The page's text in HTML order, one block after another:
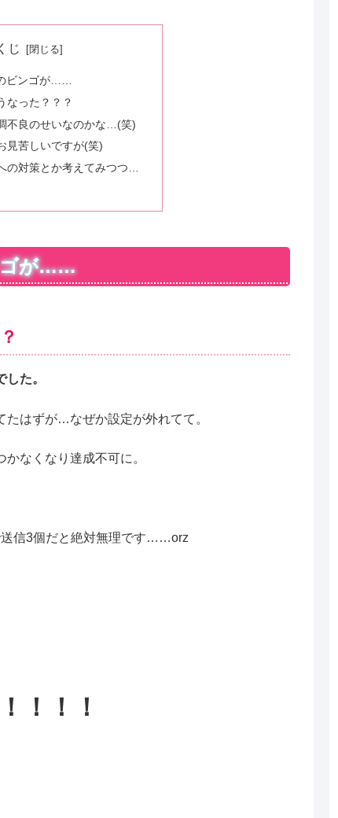
じ
ビンゴが……
なった？？？
不良のせいなのかな…(笑)
見苦しいですが(笑)
の対策とか考えてみつつ…
ゴが……
た。
はずが…なぜか設定が外れてて。
なくなり達成不可に。
送信3個だと絶対無理です……orz
！！！